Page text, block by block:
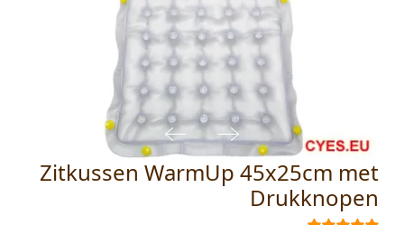
Zitkussen WarmUp 45x25cm met
Drukknopen